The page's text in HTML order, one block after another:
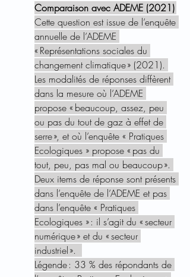
Comparaison avec ADEME (2021)
Cette question est issue de l’enquête
annuelle de l’ADEME
« Représentations sociales du
changement climatique » (2021).
Les modalités de réponses diffèrent
dans la mesure où l’ADEME
propose « beaucoup, assez, peu
ou pas du tout de gaz à effet de
serre », et où l’enquête « Pratiques
Ecologiques » propose « pas du
tout, peu, pas mal ou beaucoup ».
Deux items de réponse sont présents
dans l’enquête de l’ADEME et pas
dans l’enquête « Pratiques
Ecologiques » : il s’agit du « secteur
numérique » et du « secteur
industriel ».
Légende : 33 % des répondants de